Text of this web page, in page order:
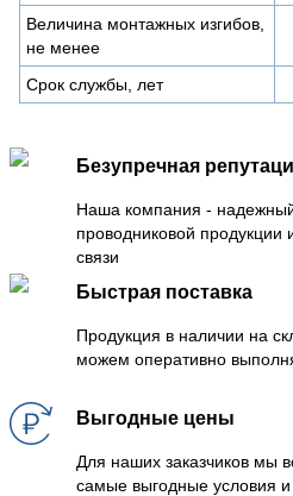
Величина монтажных изгибов,
не менее
Срок службы, лет
Безупречная
Наша компания -
проводниковой продукции
связи
Быстрая поставка
Продукция в наличии на
можем оперативно
Выгодные цены
Для наших заказчиков мы
самые выгодные условия